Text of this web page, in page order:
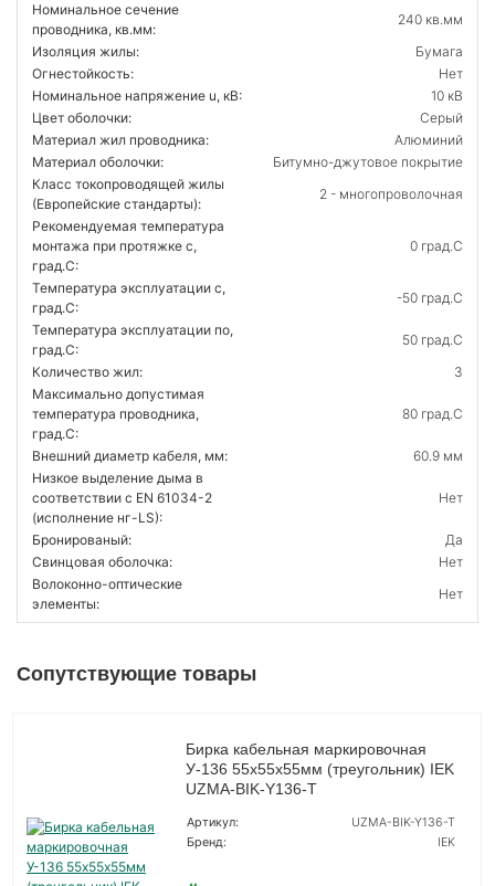
Номинальное сечение
проводника, кв.мм:
240 кв.мм
Изоляция жилы:
Бумага
Огнестойкость:
Нет
Номинальное напряжение u, кВ:
10 кВ
Цвет оболочки:
Серый
Материал жил проводника:
Алюминий
Материал оболочки:
Битумно-джутовое покрытие
Класс токопроводящей жилы
(Европейские стандарты):
2 - многопроволочная
Рекомендуемая температура
монтажа при протяжке с,
град.C:
0 град.C
Температура эксплуатации с,
град.C:
-50 град.C
Температура эксплуатации по,
град.C:
50 град.C
Количество жил:
3
Максимально допустимая
температура проводника,
град.C:
80 град.C
Внешний диаметр кабеля, мм:
60.9 мм
Низкое выделение дыма в
соответствии с EN 61034-2
(исполнение нг-LS):
Нет
Бронированый:
Да
Свинцовая оболочка:
Нет
Волоконно-оптические
элементы:
Нет
Сопутствующие товары
Бирка кабельная маркировочная
У-136 55х55х55мм (треугольник) IEK
UZMA-BIK-Y136-T
Артикул:
UZMA-BIK-Y136-T
Бренд:
IEK